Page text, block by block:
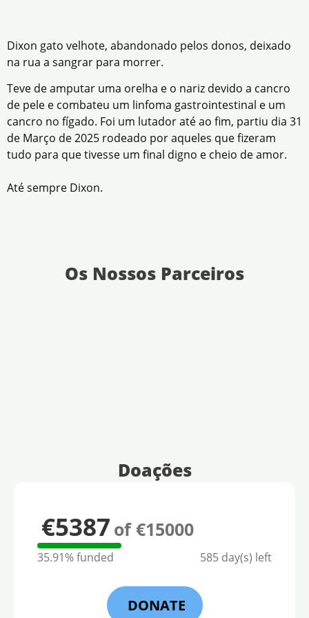
Dixon gato velhote, abandonado pelos donos, deixado
na rua a sangrar para morrer.
Teve de amputar uma orelha e o nariz devido a cancro
de pele e combateu um linfoma gastrointestinal e um
cancro no fígado. Foi um lutador até ao fim, partiu dia 31
de Março de 2025 rodeado por aqueles que fizeram
tudo para que tivesse um final digno e cheio de amor.
Até sempre Dixon.
Os Nossos Parceiros
Doações
€5387 of €15000
35.91% funded 585 day(s) left
DONATE